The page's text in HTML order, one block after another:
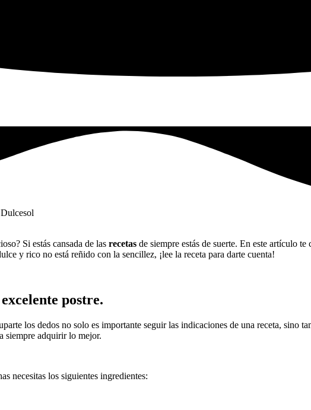
Si estás cansada de las recetas de siempre estás de suerte. En este artículo
y rico no está reñido con la sencillez, ¡lee la receta para darte cuenta!
postre.
los dedos no solo es importante seguir las indicaciones de una receta, sino
siempre adquirir lo mejor.
necesitas los siguientes ingredientes: